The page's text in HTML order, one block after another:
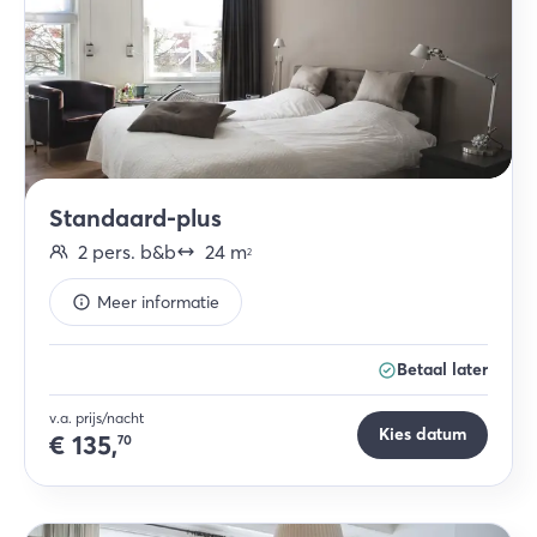
Standaard-plus
2 pers. b&b 24 m2
Meer informatie
Betaal later
v.a. prijs/nacht
€ 135,70 Kies datum